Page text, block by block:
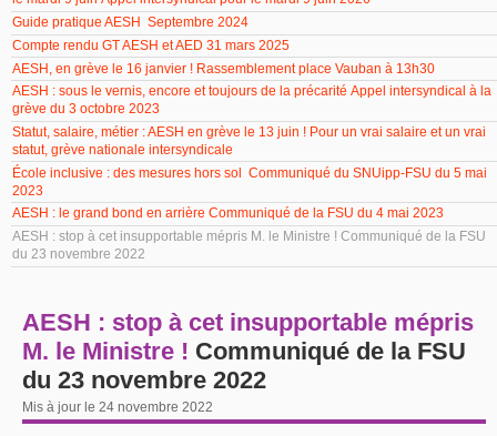
Guide pratique AESH Septembre 2024
Compte rendu GT AESH et AED 31 mars 2025
AESH, en grève le 16 janvier ! Rassemblement place Vauban à 13h30
AESH : sous le vernis, encore et toujours de la précarité Appel intersyndical à la
grève du 3 octobre 2023
Statut, salaire, métier : AESH en grève le 13 juin ! Pour un vrai salaire et un vrai
statut, grève nationale intersyndicale
École inclusive : des mesures hors sol Communiqué du SNUipp-FSU du 5 mai
2023
AESH : le grand bond en arrière Communiqué de la FSU du 4 mai 2023
AESH : stop à cet insupportable mépris M. le Ministre ! Communiqué de la FSU
du 23 novembre 2022
AESH : stop à cet insupportable mépris
M. le Ministre ! Communiqué de la FSU
du 23 novembre 2022
Mis à jour le 24 novembre 2022